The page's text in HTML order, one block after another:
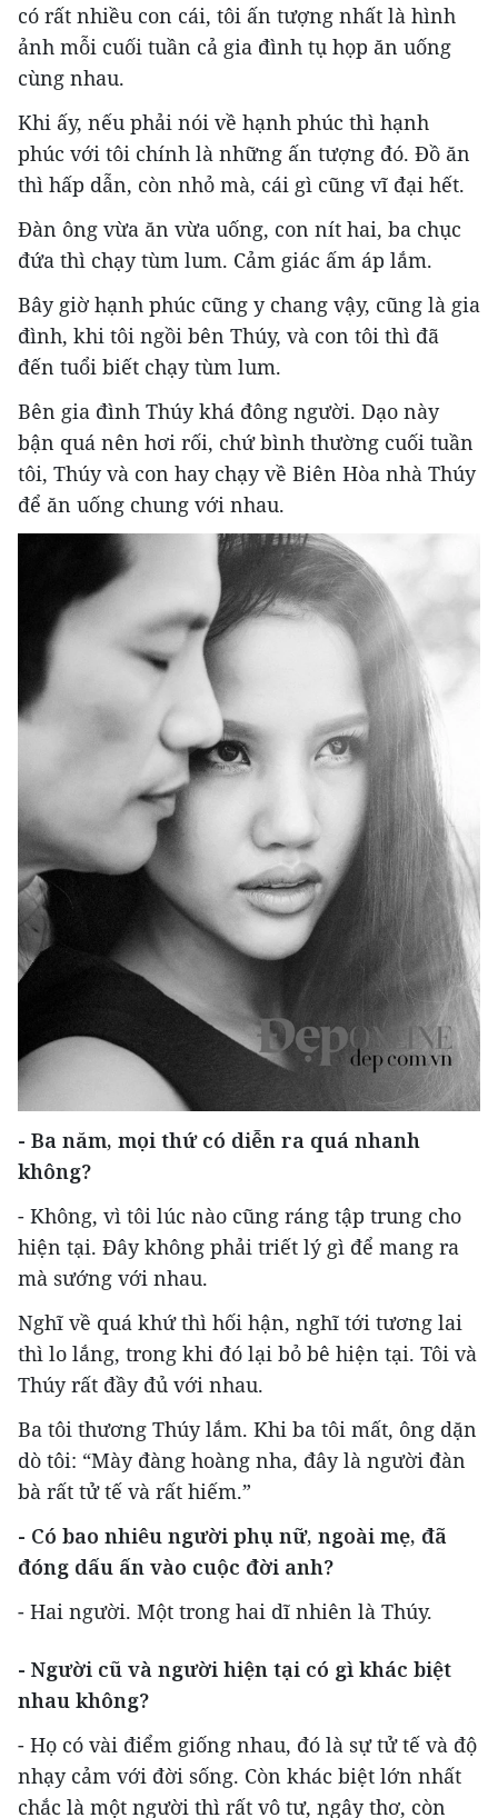
có rất nhiều con cái, tôi ấn tượng nhất là hình
ảnh mỗi cuối tuần cả gia đình tụ họp ăn uống
cùng nhau.
Khi ấy, nếu phải nói về hạnh phúc thì hạnh
phúc với tôi chính là những ấn tượng đó. Đồ ăn
thì hấp dẫn, còn nhỏ mà, cái gì cũng vĩ đại hết.
Đàn ông vừa ăn vừa uống, con nít hai, ba chục
đứa thì chạy tùm lum. Cảm giác ấm áp lắm.
Bây giờ hạnh phúc cũng y chang vậy, cũng là gia
đình, khi tôi ngồi bên Thúy, và con tôi thì đã
đến tuổi biết chạy tùm lum.
Bên gia đình Thúy khá đông người. Dạo này
bận quá nên hơi rối, chứ bình thường cuối tuần
tôi, Thúy và con hay chạy về Biên Hòa nhà Thúy
để ăn uống chung với nhau.
- Ba năm, mọi thứ có diễn ra quá nhanh
không?
- Không, vì tôi lúc nào cũng ráng tập trung cho
hiện tại. Đây không phải triết lý gì để mang ra
mà sướng với nhau.
Nghĩ về quá khứ thì hối hận, nghĩ tới tương lai
thì lo lắng, trong khi đó lại bỏ bê hiện tại. Tôi và
Thúy rất đầy đủ với nhau.
Ba tôi thương Thúy lắm. Khi ba tôi mất, ông dặn
dò tôi: “Mày đàng hoàng nha, đây là người đàn
bà rất tử tế và rất hiếm.”
- Có bao nhiêu người phụ nữ, ngoài mẹ, đã
đóng dấu ấn vào cuộc đời anh?
- Hai người. Một trong hai dĩ nhiên là Thúy.
- Người cũ và người hiện tại có gì khác biệt
nhau không?
- Họ có vài điểm giống nhau, đó là sự tử tế và độ
nhạy cảm với đời sống. Còn khác biệt lớn nhất
chắc là một người thì rất vô tư, ngây thơ, còn